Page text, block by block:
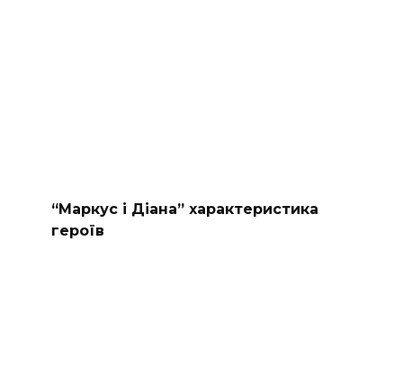
“Маркус і Діана” характеристика
героїв